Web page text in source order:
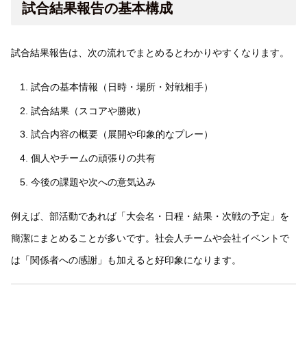
試合結果報告の基本構成
試合結果報告は、次の流れでまとめるとわかりやすくなります。
試合の基本情報（日時・場所・対戦相手）
試合結果（スコアや勝敗）
試合内容の概要（展開や印象的なプレー）
個人やチームの頑張りの共有
今後の課題や次への意気込み
例えば、部活動であれば「大会名・日程・結果・次戦の予定」を
簡潔にまとめることが多いです。社会人チームや会社イベントで
は「関係者への感謝」も加えると好印象になります。